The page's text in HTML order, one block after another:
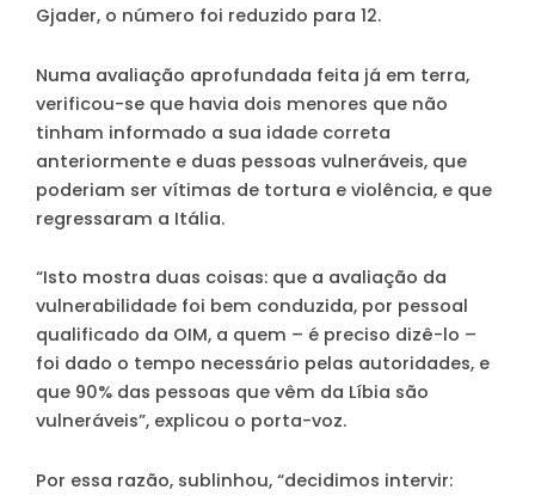
Gjader, o número foi reduzido para 12.
Numa avaliação aprofundada feita já em terra,
verificou-se que havia dois menores que não
tinham informado a sua idade correta
anteriormente e duas pessoas vulneráveis, que
poderiam ser vítimas de tortura e violência, e que
regressaram a Itália.
“Isto mostra duas coisas: que a avaliação da
vulnerabilidade foi bem conduzida, por pessoal
qualificado da OIM, a quem – é preciso dizê-lo –
foi dado o tempo necessário pelas autoridades, e
que 90% das pessoas que vêm da Líbia são
vulneráveis”, explicou o porta-voz.
Por essa razão, sublinhou, “decidimos intervir: